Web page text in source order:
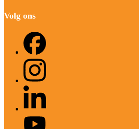
Volg ons
Instagram